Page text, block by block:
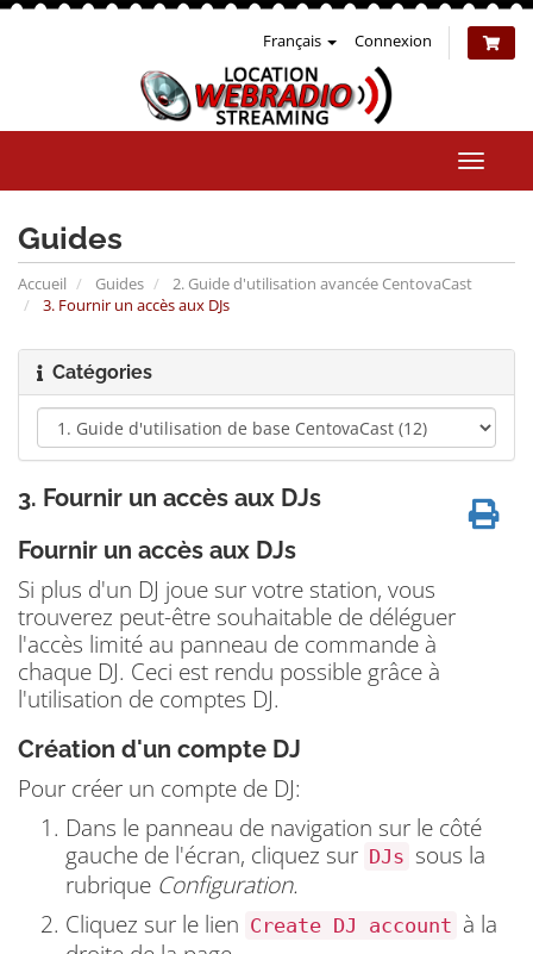
Français Connexion
la
Guides
Accueil Guides
2. Guide d'utilisation avancée CentovaCast
3. Fournir un accès aux DJs
Catégories
3. Fournir un accès aux DJs
Fournir un accès aux DJs
Si plus d'un DJ joue sur votre station, vous
trouverez peut-être souhaitable de déléguer
l'accès limité au panneau de commande à
chaque DJ. Ceci est rendu possible grâce à
l'utilisation de comptes DJ.
Création d'un compte DJ
Pour créer un compte de DJ:
Dans le panneau de navigation sur le côté
gauche de l'écran, cliquez sur DJs sous la
rubrique Configuration.
Cliquez sur le lien Create DJ account à la